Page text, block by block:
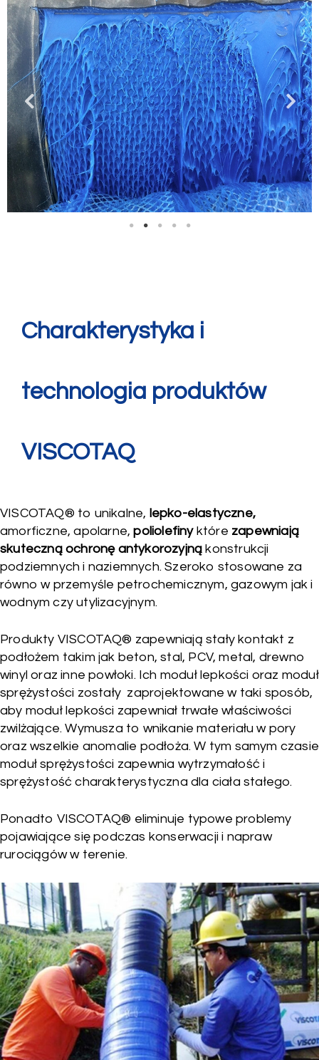
Charakterystyka i
technologia produktów
VISCOTAQ
VISCOTAQ® to unikalne, lepko-elastyczne,
amorficzne, apolarne,poliolefiny które zapewniają
skuteczną ochronę antykorozyjną konstrukcji
podziemnych i naziemnych. Szeroko stosowane za
równo w przemyśle petrochemicznym, gazowym jak i
wodnym czy utylizacyjnym.
Produkty VISCOTAQ® zapewniają stały kontakt z
podłożem takim jak beton, stal, PCV, metal, drewno
winyl oraz inne powłoki. Ich moduł lepkości oraz moduł
sprężystości zostały zaprojektowane w taki sposób,
aby moduł lepkości zapewniał trwałe właściwości
zwilżające. Wymusza to wnikanie materiału w pory
oraz wszelkie anomalie podłoża. W tym samym czasie
moduł sprężystości zapewnia wytrzymałość i
sprężystość charakterystyczna dla ciała stałego.
Ponadto VISCOTAQ® eliminuje typowe problemy
pojawiające się podczas konserwacji i napraw
rurociągów w terenie.